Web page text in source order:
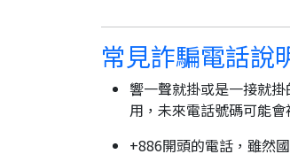
常見詐騙電話說
響一聲就掛或是一接就
用，未來電話號碼可能
+886開頭的電話，雖然